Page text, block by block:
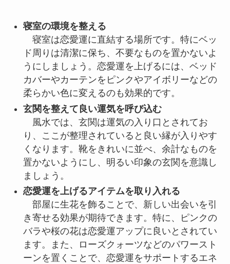
寝室の環境を整える
寝室は恋愛運に直結する場所です。特にベッ
ド周りは清潔に保ち、不要なものを置かないよ
うにしましょう。恋愛運を上げるには、ベッド
カバーやカーテンをピンクやアイボリーなどの
柔らかい色に変えるのも効果的です。
玄関を整えて良い運気を呼び込む
風水では、玄関は運気の入り口とされてお
り、ここが整理されていると良い縁が入りやす
くなります。靴をきれいに並べ、余計なものを
置かないようにし、明るい印象の玄関を意識し
ましょう。
恋愛運を上げるアイテムを取り入れる
部屋に生花を飾ることで、新しい出会いを引
き寄せる効果が期待できます。特に、ピンクの
バラや桜の花は恋愛運アップに良いとされてい
ます。また、ローズクォーツなどのパワースト
ーンを置くことで、恋愛運をサポートするエネ